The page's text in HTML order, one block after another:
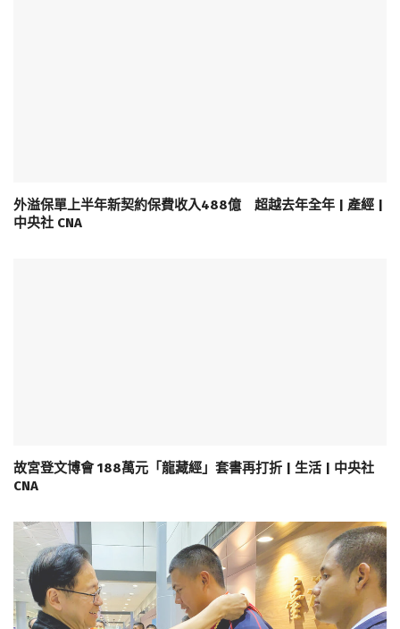
外溢保單上半年新契約保費收入488億 超越去年全年 | 產經 |
中央社 CNA
故宮登文博會 188萬元「龍藏經」套書再打折 | 生活 | 中央社
CNA